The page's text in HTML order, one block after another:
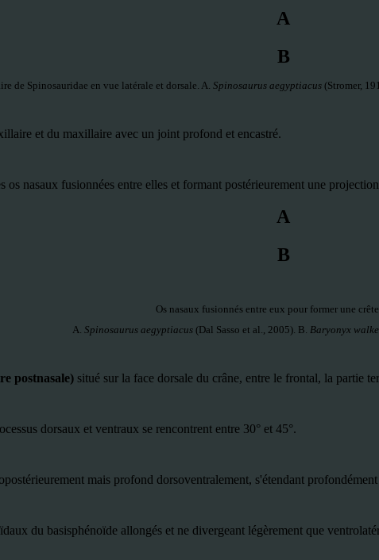
A
B
de Spinosauridae en vue latérale et dorsale. A. Spinosaurus aegyptiacus(Stromer,
et du maxillaire avec un joint profond et encastré.
os nasaux fusionnées entre elles et formant postérieurement une
A
B
Os nasaux fusionnés entre eux pour former une
A. Spinosaurus aegyptiacus(Dal Sasso et al., 2005). B. Baryonyx
postnasale) situé sur la face dorsale du crâne, entre le frontal, la partie
dorsaux et ventraux se rencontrent entre 30° et 45°.
mais profond dorsoventralement, s'étendant
du basisphénoïde allongés et ne divergeant légèrement que